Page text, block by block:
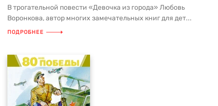
В трогательной повести «Девочка из города» Любовь
Воронкова, автор многих замечательных книг для дет...
ПОДРОБНЕЕ